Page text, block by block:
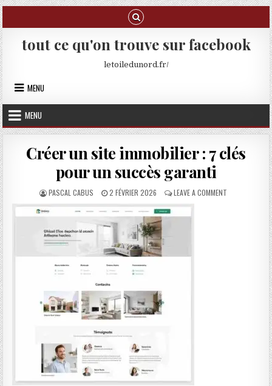
Skip to content
tout ce qu'on trouve sur facebook
letoiledunord.fr/
MENU
MENU
Créer un site immobilier : 7 clés
pour un succès garanti
AUTHOR:
PASCAL CABUS PUBLISHED DATE:
2 FÉVRIER 2026 LEAVE A COMMENTON CRÉER UN